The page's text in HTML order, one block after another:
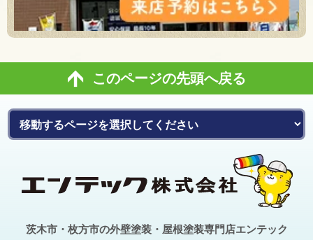
このページの先頭へ戻る
茨木市・枚方市の外壁塗装・屋根塗装専門店エンテック